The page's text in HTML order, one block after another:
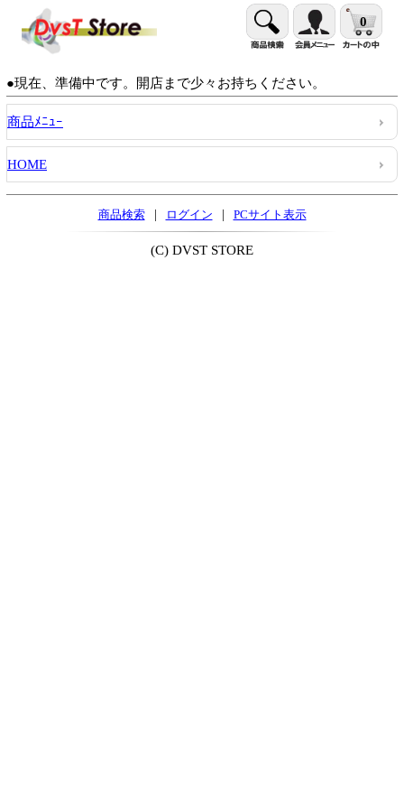
0
●現在、準備中です。開店まで少々お持ちください。
商品ﾒﾆｭｰ
HOME
商品検索 | ログイン | PCサイト表示
(C) DVST STORE